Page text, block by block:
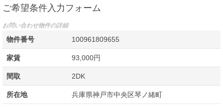
ご希望条件入力フォーム
お問い合わせ物件の詳細
物件番号 100961809655
家賃 93,000円
間取 2DK
所在地 兵庫県神戸市中央区琴ノ緒町